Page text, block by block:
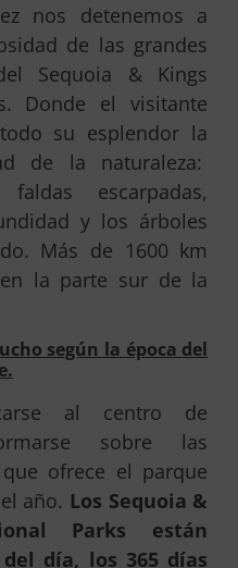
nos detenemos a
de las grandes
Sequoia & Kings
Donde el visitante
su esplendor la
de la naturaleza:
escarpadas,
y los árboles
Más de 1600 km
la parte sur de la
según la época del
al centro de
sobre las
ofrece el parque
año. Los Sequoia &
Parks están
día, los 365 días